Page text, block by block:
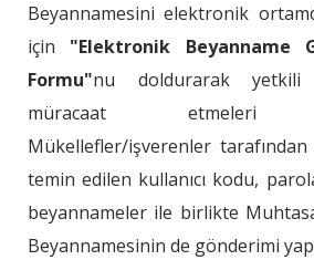
Beyannamesini elektronik
için "Elektronik Beyanname
Formu"nu doldurarak yetkili
müracaat etmeleri
Mükellefler/işverenler
temin edilen kullanıcı kodu,
beyannameler ile birlikte
Beyannamesinin de gönderimi